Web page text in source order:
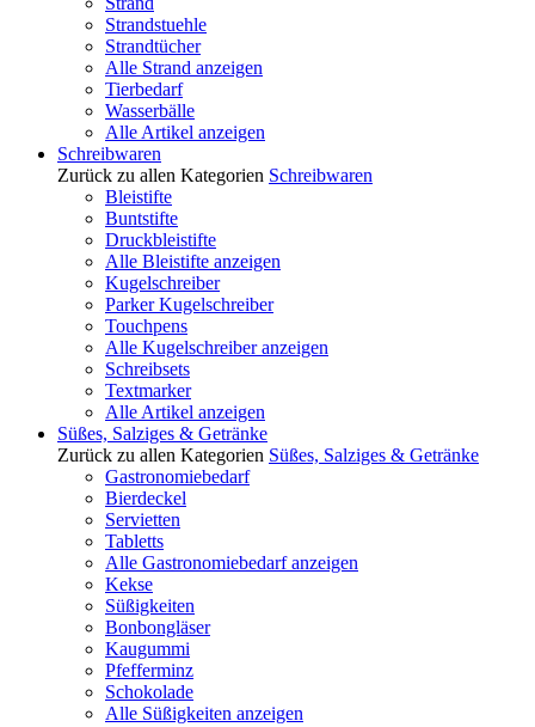
Strandstuehle
Strandtücher
Alle Strand anzeigen
Tierbedarf
Wasserbälle
Alle Artikel anzeigen
Schreibwaren
Zurück zu allen Kategorien Schreibwaren
Bleistifte
Buntstifte
Druckbleistifte
Alle Bleistifte anzeigen
Kugelschreiber
Parker Kugelschreiber
Touchpens
Alle Kugelschreiber anzeigen
Schreibsets
Textmarker
Alle Artikel anzeigen
Süßes, Salziges & Getränke
Zurück zu allen Kategorien Süßes, Salziges & Getränke
Gastronomiebedarf
Bierdeckel
Servietten
Tabletts
Alle Gastronomiebedarf anzeigen
Kekse
Süßigkeiten
Bonbongläser
Kaugummi
Pfefferminz
Schokolade
Alle Süßigkeiten anzeigen